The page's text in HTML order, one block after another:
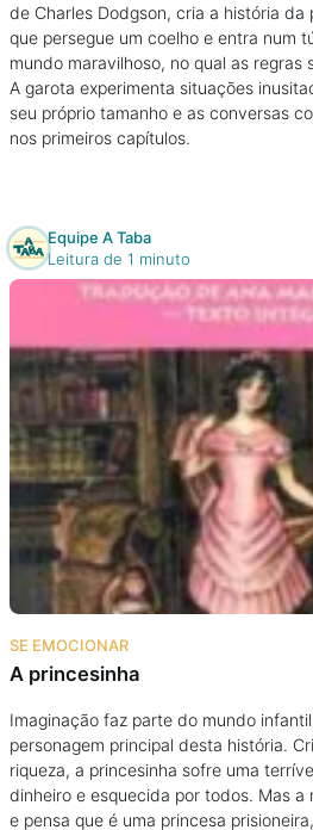
de Charles Dodgson, cria a história da
que persegue um coelho e entra num
mundo maravilhoso, no qual as regras
A garota experimenta situações
seu próprio tamanho e as conversas
nos primeiros capítulos.
Equipe A Taba
Leitura de 1 minuto
SE EMOCIONAR
A princesinha
Imaginação faz parte do mundo
personagem principal desta história.
riqueza, a princesinha sofre uma
dinheiro e esquecida por todos. Mas a
e pensa que é uma princesa